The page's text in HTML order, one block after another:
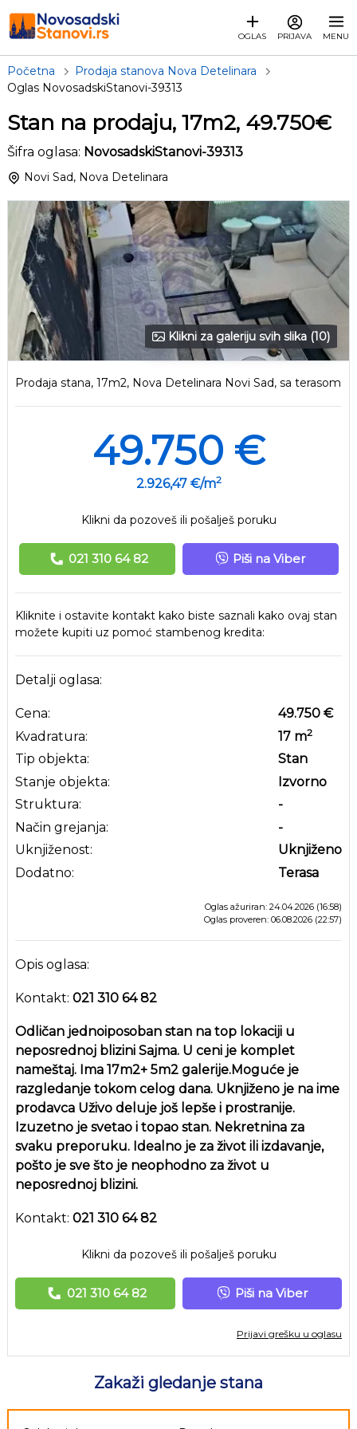
OGLAS PRIJAVA MENU
Početna
Prodaja stanova Nova Detelinara
Oglas NovosadskiStanovi-39313
Stan na prodaju, 17m2, 49.750€
Šifra oglasa: NovosadskiStanovi-39313
Novi Sad, Nova Detelinara
Klikni za galeriju svih slika (10)
Prodaja stana, 17m2, Nova Detelinara Novi Sad, sa terasom
49.750 €
2.926,47 €/m2
Klikni da pozoveš ili pošalješ poruku
021 310 64 82 Piši na Viber
Kliknite i ostavite kontakt kako biste saznali kako ovaj stan
možete kupiti uz pomoć stambenog kredita:
Detalji oglasa:
Cena:
Kvadratura:
Tip objekta:
Stanje objekta:
Struktura:
Način grejanja:
Uknjiženost:
Dodatno:
49.750 €
17 m2
Stan
Izvorno
-
-
Uknjiženo
Terasa
Oglas ažuriran: 24.04.2026 (16:58)
Oglas proveren: 06.08.2026 (22:57)
Opis oglasa:
Kontakt: 021 310 64 82
Odličan jednoiposoban stan na top lokaciji u
neposrednoj blizini Sajma. U ceni je komplet
nameštaj. Ima 17m2+ 5m2 galerije.Moguće je
razgledanje tokom celog dana. Uknjiženo je na ime
prodavca Uživo deluje još lepše i prostranije.
Izuzetno je svetao i topao stan. Nekretnina za
svaku preporuku. Idealno je za život ili izdavanje,
pošto je sve što je neophodno za život u
neposrednoj blizini.
Kontakt: 021 310 64 82
Klikni da pozoveš ili pošalješ poruku
021 310 64 82 Piši na Viber
Prijavi grešku u oglasu
Zakaži gledanje stana